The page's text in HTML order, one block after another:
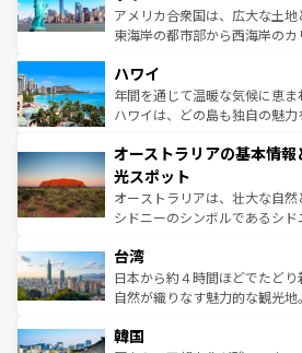
ことができる。国民の所得が高
者向けの交通パス提供のサー
着のスイス情報は
アメリカ合衆国は、広大な土地
東海岸の都市部から西海岸の
のような巨大都市は、観光、シ
ンメントが詰まった刺激的な
西部には大自然が広がり、グ
部のニューオーリンズでは、音
文化が魅力。旅行者はアメリカ
しみながら、その多様性と豊か
るだろう。車でのロードトリッ
情報は
ハワイ
年間を通じて温暖な気候に恵
ハワイは、どの島も独自の魅
ワイ島は見逃せない。また、定
島だが、静かな自然を求めるな
おすすめ。エメラルドグリーン
文化や歴史が息づいている。
人々、おいしいローカルフード
ク、伝統的なフラダンスなど
っている。訪れるたびに新しい
はコンテンツ一覧
オーストラリアの基本情
光スポット
オーストラリアは、壮大な自然
シドニーのシンボルであるシ
リアリーフや大陸中央部にそび
ク）、タスマニアの美しい原
ど、見どころがたくさん。ま
いる。アクティビティも充実し
台湾
日本から約４時間ほどでたど
自然が織りなす魅力的な観光
ン）、静ひつな山岳地帯である
韓国